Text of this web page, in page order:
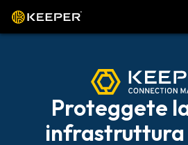
Proteggete
infrastruttura